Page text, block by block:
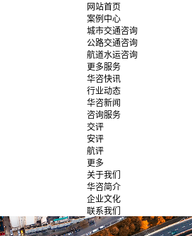
网站首页
案例中心
城市交通咨询
公路交通咨询
航道水运咨询
更多服务
华咨快讯
行业动态
华咨新闻
咨询服务
交评
安评
航评
更多
关于我们
华咨简介
企业文化
联系我们